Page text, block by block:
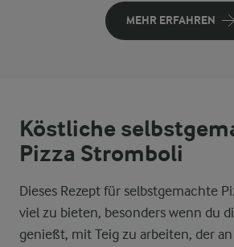
MEHR ERFAHREN
Köstliche
Pizza Stromboli
Dieses Rezept für selbstgemachte
viel zu bieten, besonders wenn du
genießt, mit Teig zu arbeiten, der